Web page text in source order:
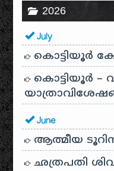
2026
July
കൊട്ടിയൂർ
കൊട്ടിയൂർ –
June
ആത്മീയ
ഛത്രപതി